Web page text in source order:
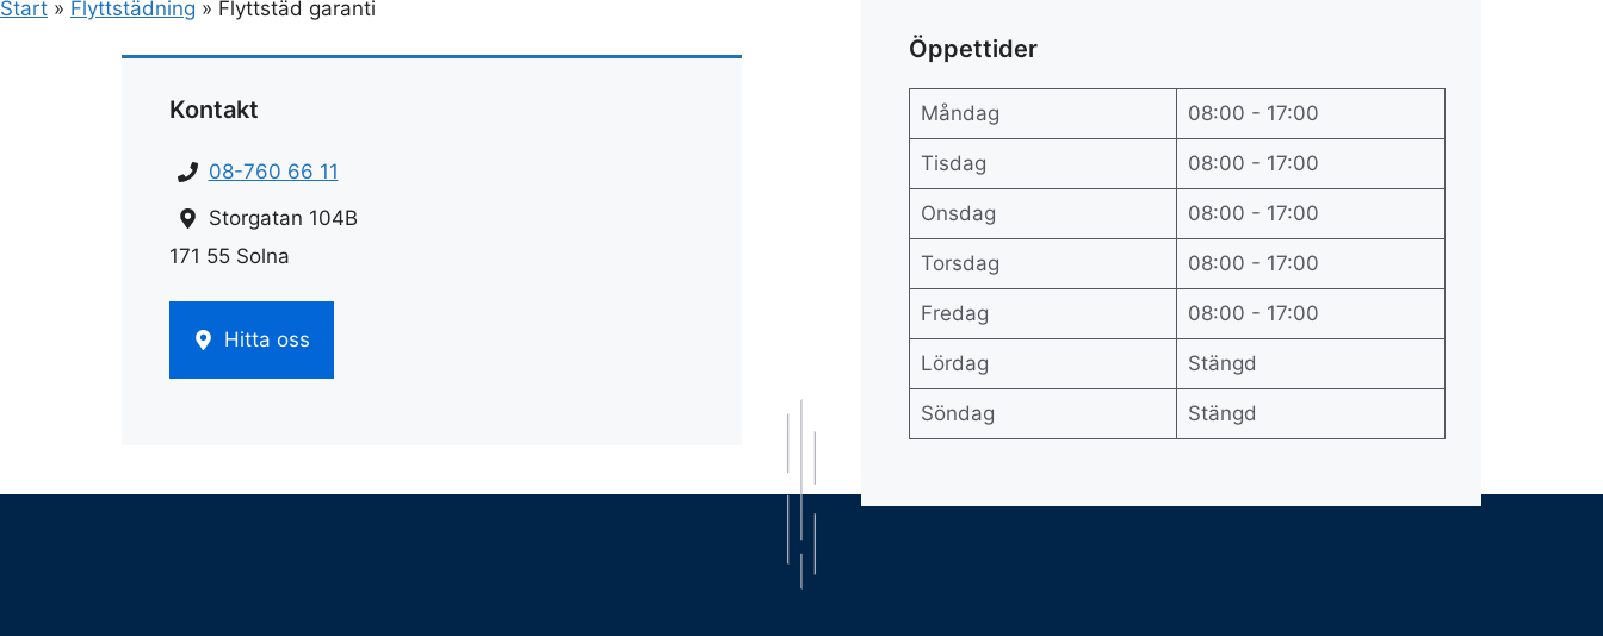
Start » Flyttstädning » Flyttstäd garanti
Kontakt
08-760 66 11
Storgatan 104B
171 55 Solna
Hitta oss
Öppettider
Måndag 08:00 - 17:00
Tisdag 08:00 - 17:00
Onsdag 08:00 - 17:00
Torsdag 08:00 - 17:00
Fredag 08:00 - 17:00
Lördag Stängd
Söndag Stängd